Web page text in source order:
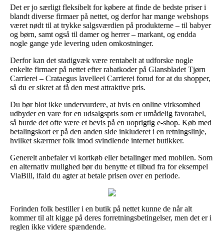
Det er jo særligt fleksibelt for købere at finde de bedste priser i
blandt diverse firmaer på nettet, og derfor har mange webshops
været nødt til at trykke salgsværdien på produkterne – til babyer
og børn, samt også til damer og herrer – markant, og endda
nogle gange yde levering uden omkostninger.
Derfor kan det stadigvæk være rentabelt at udforske nogle
enkelte firmaer på nettet efter rabatkoder på Glansbladet Tjørn
Carrierei – Crataegus lavelleei Carrierei forud for at du shopper,
så du er sikret at få den mest attraktive pris.
Du bør blot ikke undervurdere, at hvis en online virksomhed
udbyder en vare for en udsalgspris som er umådelig favorabel,
så burde det ofte være et bevis på en uoprigtig e-shop. Køb med
betalingskort er på den anden side inkluderet i en retningslinje,
hvilket skærmer folk imod svindlende internet butikker.
Generelt anbefaler vi kortkøb eller betalinger med mobilen. Som
en alternativ mulighed bør du benytte et tilbud fra for eksempel
ViaBill, ifald du agter at betale prisen over en periode.
Forinden folk bestiller i en butik på nettet kunne de når alt
kommer til alt kigge på deres forretningsbetingelser, men det er i
reglen ikke videre spændende.